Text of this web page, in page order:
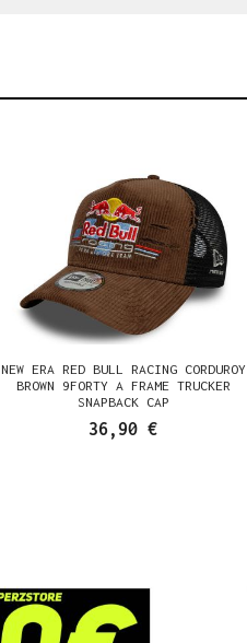
NEW ERA RED BULL RACING CORDUROY
BROWN 9FORTY A FRAME TRUCKER
SNAPBACK CAP
36,90 €